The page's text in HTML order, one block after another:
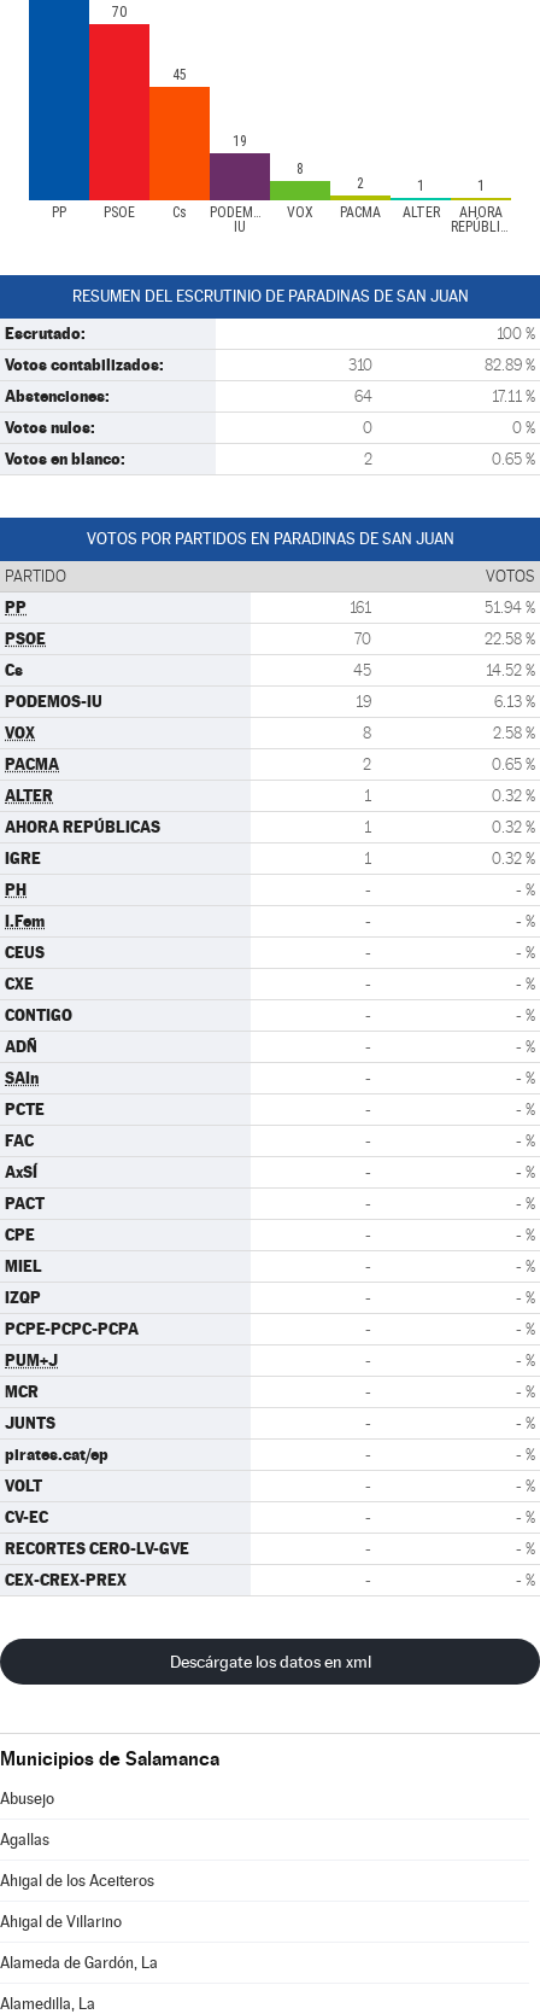
PP PSOE Cs
PODEMOS-
IU
VOX PACMA ALTER
AHORA
REPÚBLICAS
70
45
19
8
2
1 1
RESUMEN DEL ESCRUTINIO DE PARADINAS DE SAN JUAN
Escrutado: 100 %
Votos contabilizados: 310 82.89 %
Abstenciones: 64 17.11 %
Votos nulos: 0 0 %
Votos en blanco: 2 0.65 %
VOTOS POR PARTIDOS EN PARADINAS DE SAN JUAN
PARTIDO VOTOS
PP 161 51.94 %
PSOE 70 22.58 %
Cs 45 14.52 %
PODEMOS-IU 19 6.13 %
VOX 8 2.58 %
PACMA 2 0.65 %
ALTER 1 0.32 %
AHORA REPÚBLICAS 1 0.32 %
IGRE 1 0.32 %
PH - - %
I.Fem - - %
CEUS - - %
CXE - - %
CONTIGO - - %
ADÑ - - %
SAIn - - %
PCTE - - %
FAC - - %
AxSÍ - - %
PACT - - %
CPE - - %
MIEL - - %
IZQP - - %
PCPE-PCPC-PCPA - - %
PUM+J - - %
MCR - - %
JUNTS - - %
pirates.cat/ep - - %
VOLT - - %
CV-EC - - %
RECORTES CERO-LV-GVE - - %
CEX-CREX-PREX - - %
Descárgate los datos en xml
Municipios de Salamanca
Abusejo
Agallas
Ahigal de los Aceiteros
Ahigal de Villarino
Alameda de Gardón, La
Alamedilla, La